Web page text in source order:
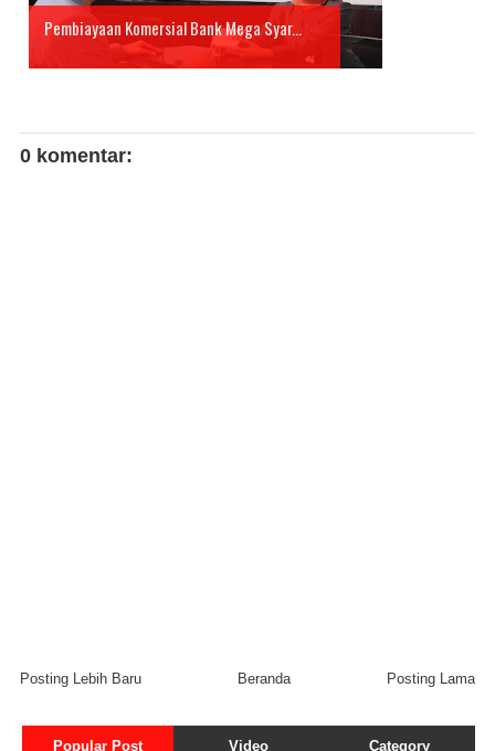
Pembiayaan Komersial Bank Mega Syar...
0 komentar:
Posting Lebih Baru Posting Lama
Beranda
Popular Post Video Category